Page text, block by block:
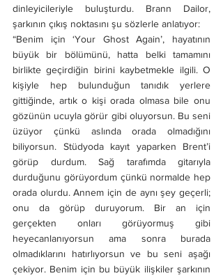
dinleyicileriyle buluşturdu. Brann Dailor,
şarkının çıkış noktasını şu sözlerle anlatıyor:
“Benim için ‘Your Ghost Again’, hayatının
büyük bir bölümünü, hatta belki tamamını
birlikte geçirdiğin birini kaybetmekle ilgili. O
kişiyle hep bulunduğun tanıdık yerlere
gittiğinde, artık o kişi orada olmasa bile onu
gözünün ucuyla görür gibi oluyorsun. Bu seni
üzüyor çünkü aslında orada olmadığını
biliyorsun. Stüdyoda kayıt yaparken Brent’i
görüp durdum. Sağ tarafımda gitarıyla
durduğunu görüyordum çünkü normalde hep
orada olurdu. Annem için de aynı şey geçerli;
onu da görüp duruyorum. Bir an için
gerçekten onları görüyormuş gibi
heyecanlanıyorsun ama sonra burada
olmadıklarını hatırlıyorsun ve bu seni aşağı
çekiyor. Benim için bu büyük ilişkiler şarkının